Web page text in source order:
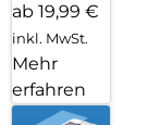
ab 19,99 €
inkl. MwSt.
Mehr
erfahren